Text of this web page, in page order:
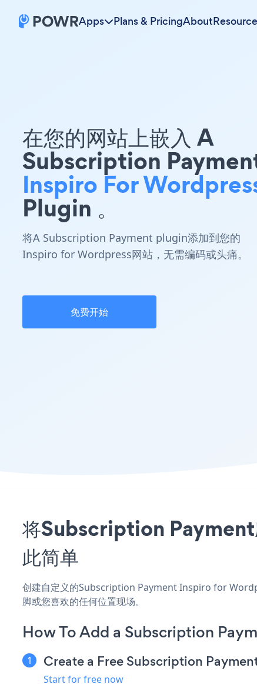
Apps Plans & PricingAbout
在您的网站上嵌入 A
Subscription
Inspiro For
Plugin 。
将A Subscription Payment plugin添加到您的
Inspiro for Wordpress网站，无需编码或头痛。
免费开始
将Subscription Payment
此简单
创建自定义的Subscription Payment Inspiro for
脚或您喜欢的任何位置现场。
How To Add a Subscription
Create a Free Subscription
Start for free now